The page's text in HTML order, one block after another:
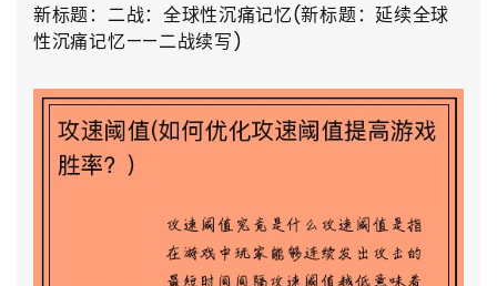
新标题：二战：全球性沉痛记忆(新标题：延续全球
性沉痛记忆——二战续写)